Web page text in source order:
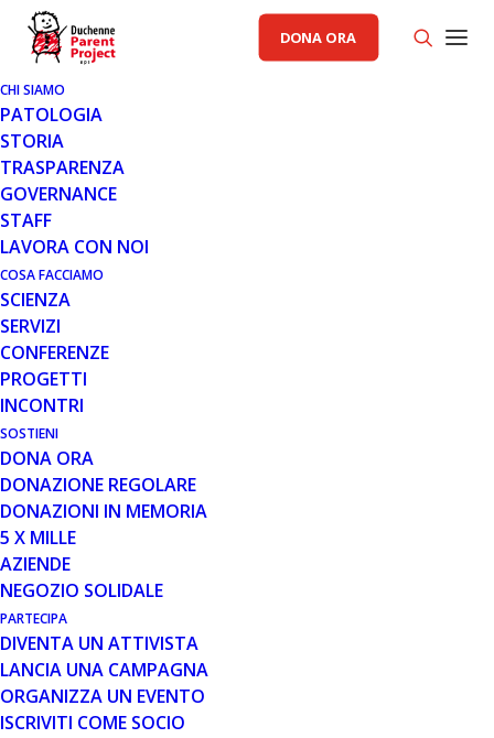
DONA ORA
CHI SIAMO
PATOLOGIA
STORIA
TRASPARENZA
GOVERNANCE
STAFF
LAVORA CON NOI
COSA FACCIAMO
SCIENZA
SERVIZI
CONFERENZE
PROGETTI
INCONTRI
SOSTIENI
DONA ORA
DONAZIONE REGOLARE
DONAZIONI IN MEMORIA
5 X MILLE
AZIENDE
NEGOZIO SOLIDALE
PARTECIPA
DIVENTA UN ATTIVISTA
LANCIA UNA CAMPAGNA
ORGANIZZA UN EVENTO
ISCRIVITI COME SOCIO
AREA SCIENZA PP
15 MAG 2017
NUOVI DATI PRECLINICI
SUPPORTANO SGT-001 COME
APPROCCIO TERAPEUTICO
INNOVATIVO PER LA DISTROFIA
MUSCOLARE DI DUCHENNE
Solid Biosciences verso l’inizio del programma clinico
per il candidato di terapia genica nei prossimi mesi.
Cambridge, MA – 11 maggio 2017 – Solid Biosciences ha
annunciato oggi che i nuovi dati provenienti da due studi
preclinici rafforzano il potenziale della sua terapia
genica sperimentale con microdistrofina, SGT-001,